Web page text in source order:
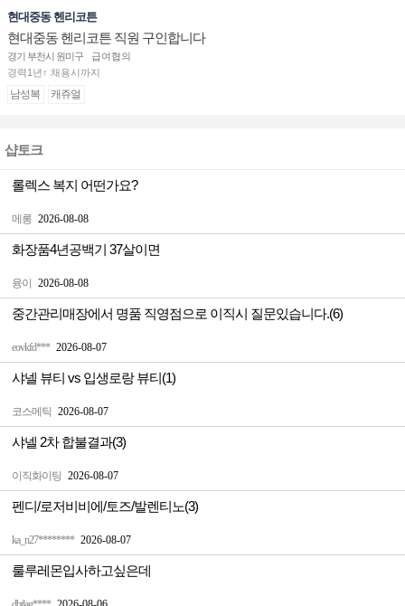
현대중동 헨리코튼
현대중동 헨리코튼 직원 구인합니다
경기 부천시 원미구
급여협의
경력1년↑ 채용시까지
남성복 캐쥬얼
샵토크
메롱 2026-08-08
롤렉스 복지 어떤가요?
융이 2026-08-08
화장품4년공백기 37살이면
eovkfd*** 2026-08-07
중간관리매장에서 명품 직영점으로 이직시 질문있습니다.(6)
코스메틱 2026-08-07
샤넬 뷰티 vs 입생로랑 뷰티(1)
이직화이팅 2026-08-07
샤넬 2차 합불결과(3)
ka_n27******** 2026-08-07
펜디/로저비비에/토즈/발렌티노(3)
룰루레몬입사하고싶은데